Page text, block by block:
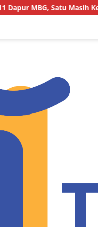
Masih Kena Suspend,